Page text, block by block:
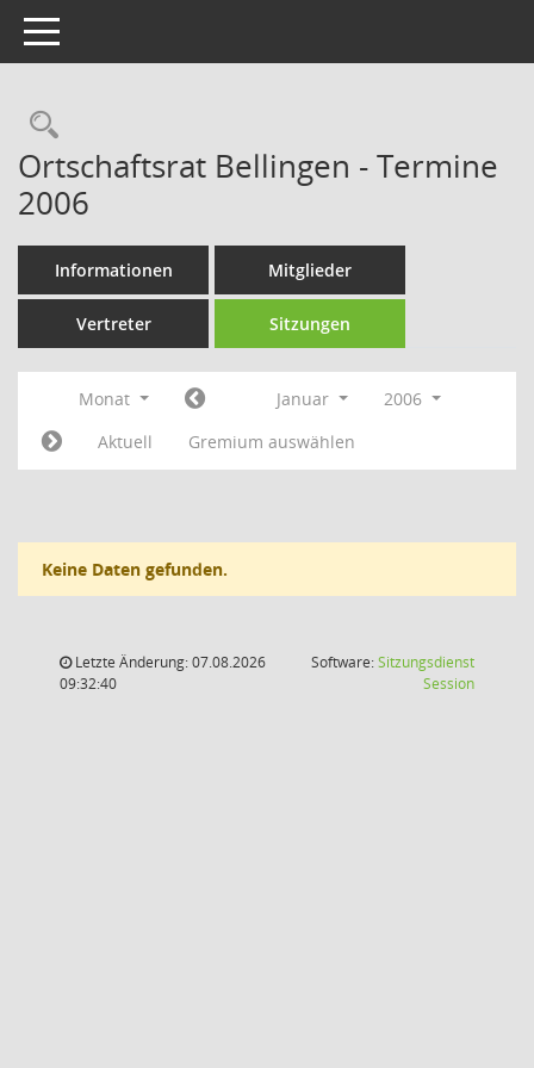
Toggle navigation
Rechercheauswahl
Ortschaftsrat Bellingen - Termine
2006
Informationen Mitglieder
Vertreter Sitzungen
Monat Januar
2006
Aktuell
Gremium auswählen
Keine Daten gefunden.
Letzte Änderung: 07.08.2026
09:32:40
Software:Sitzungsdienst
Session(Wird in